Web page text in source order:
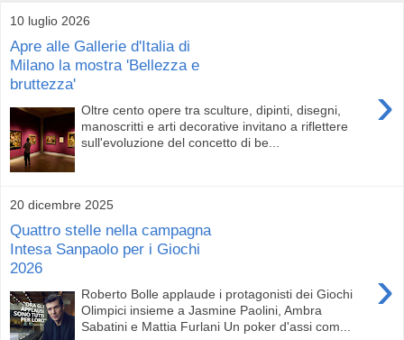
10 luglio 2026
Apre alle Gallerie d'Italia di
Milano la mostra 'Bellezza e
bruttezza'
›
Oltre cento opere tra sculture, dipinti, disegni,
manoscritti e arti decorative invitano a riflettere
sull'evoluzione del concetto di be...
20 dicembre 2025
Quattro stelle nella campagna
Intesa Sanpaolo per i Giochi
2026
›
Roberto Bolle applaude i protagonisti dei Giochi
Olimpici insieme a Jasmine Paolini, Ambra
Sabatini e Mattia Furlani Un poker d'assi com...